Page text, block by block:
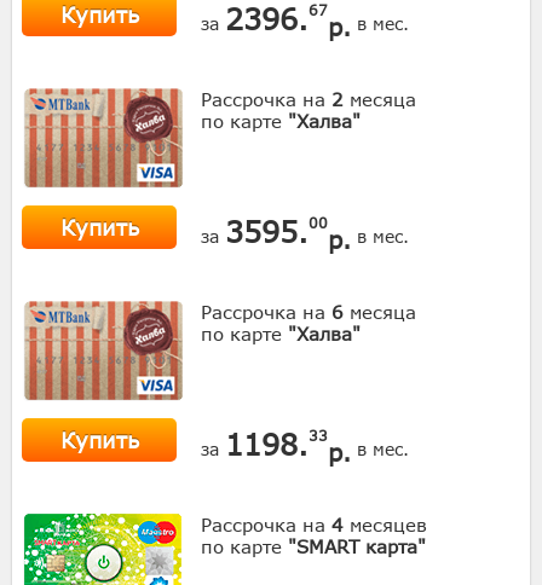
Купить за 2396.67
р. в мес.
Рассрочка на 2 месяца
по карте "Халва"
Купить за 3595.00
р. в мес.
Рассрочка на 6 месяца
по карте "Халва"
Купить за 1198. 33
р. в мес.
Рассрочка на 4 месяцев
по карте "SMART карта"